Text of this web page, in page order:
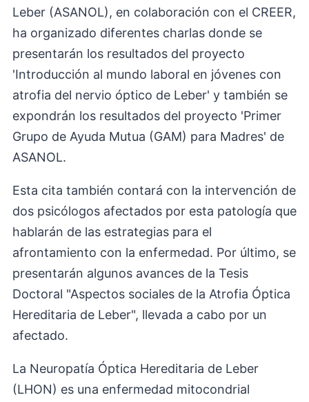
Leber (ASANOL), en colaboración con el CREER,
ha organizado diferentes charlas donde se
presentarán los resultados del proyecto
'Introducción al mundo laboral en jóvenes con
atrofia del nervio óptico de Leber' y también se
expondrán los resultados del proyecto 'Primer
Grupo de Ayuda Mutua (GAM) para Madres' de
ASANOL.
Esta cita también contará con la intervención de
dos psicólogos afectados por esta patología que
hablarán de las estrategias para el
afrontamiento con la enfermedad. Por último, se
presentarán algunos avances de la Tesis
Doctoral "Aspectos sociales de la Atrofia Óptica
Hereditaria de Leber", llevada a cabo por un
afectado.
La Neuropatía Óptica Hereditaria de Leber
(LHON) es una enfermedad mitocondrial